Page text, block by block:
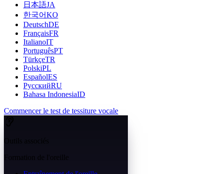
日本語JA
한국어KO
DeutschDE
FrançaisFR
ItalianoIT
PortuguêsPT
TürkçeTR
PolskiPL
EspañolES
РусскийRU
Bahasa IndonesiaID
Commencer le test de tessiture vocale
Formation de l'oreille